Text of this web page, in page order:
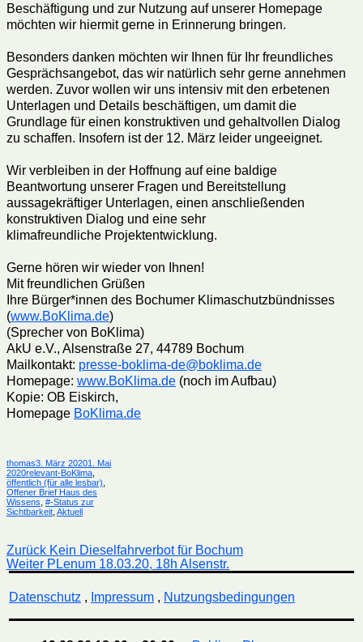
Beschäftigung und zur Nutzung auf unserer Homepage
möchten wir hiermit gerne in Erinnerung bringen.
Besonders danken möchten wir Ihnen für Ihr freundliches
Gesprächsangebot, das wir natürlich sehr gerne annehmen
werden. Zuvor wollen wir uns intensiv mit den erbetenen
Unterlagen und Details beschäftigen, um damit die
Grundlage für einen konstruktiven und gehaltvollen Dialog
zu schaffen. Insofern ist der 12. März leider ungeeignet.
Wir verbleiben in der Hoffnung auf eine baldige
Beantwortung unserer Fragen und Bereitstellung
aussagekräftiger Unterlagen, einen anschließenden
konstruktiven Dialog und eine sehr
klimafreundliche Projektentwicklung.
Gerne hören wir wieder von Ihnen!
Mit freundlichen Grüßen
Ihre Bürger*innen des Bochumer Klimaschutzbündnisses
(www.BoKlima.de)
(Sprecher von BoKlima)
AkU e.V., Alsenstraße 27, 44789 Bochum
Mailkontakt: presse-boklima-de@boklima.de
Homepage: www.BoKlima.de (noch im Aufbau)
Kopie: OB Eiskirch,
Homepage BoKlima.de
Autor
thomasVeröffentlicht
am
3. März 20201. Mai
2020Kategorien
relevant-BoKlima
öffentlich (für alle lesbar)
Offener Brief Haus des
Wissens #-Status zur
Sichtbarkeit Aktuell
Beitragsnavigation
Zurück Vorheriger
Beitrag:
Kein Dieselfahrverbot für Bochum
Weiter Nächster
Beitrag:
PLenum 18.03.20, 18h Alsenstr.
Datenschutz , Impressum, Nutzungsbedingungen